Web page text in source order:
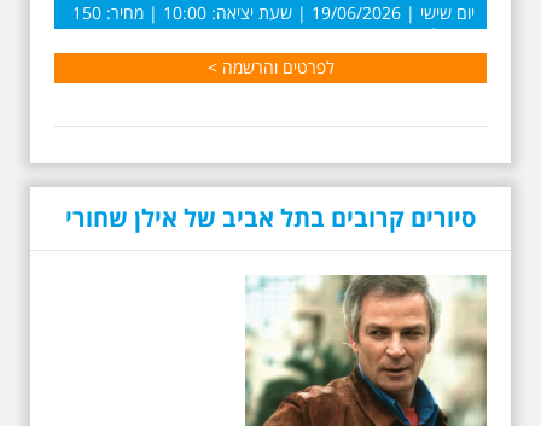
יום שישי | 19/06/2026 | שעת יציאה: 10:00 | מחיר: 150
ש”ח למשתתף
לפרטים והרשמה >
סיורים קרובים בתל אביב של אילן שחורי